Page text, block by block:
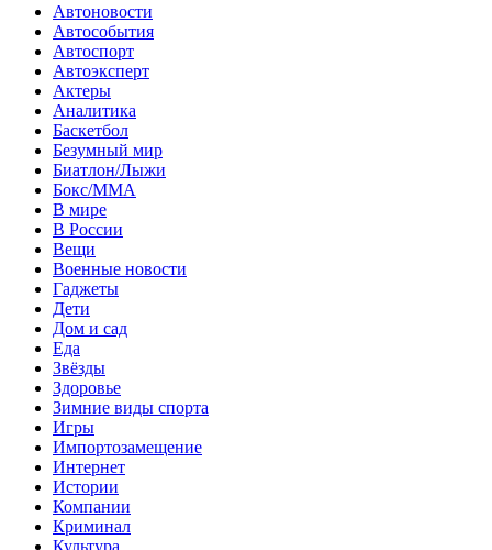
Автоновости
Автособытия
Автоспорт
Автоэксперт
Актеры
Аналитика
Баскетбол
Безумный мир
Биатлон/Лыжи
Бокс/MMA
В мире
В России
Вещи
Военные новости
Гаджеты
Дети
Дом и сад
Еда
Звёзды
Здоровье
Зимние виды спорта
Игры
Импортозамещение
Интернет
Истории
Компании
Криминал
Культура